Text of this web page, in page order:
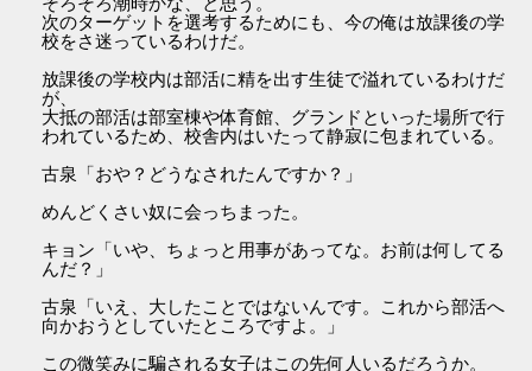
次のターゲットを選考するためにも、今の俺は放課後の学
校をさ迷っているわけだ。
放課後の学校内は部活に精を出す生徒で溢れているわけだ
が、
大抵の部活は部室棟や体育館、グランドといった場所で行
われているため、校舎内はいたって静寂に包まれている。
古泉「おや？どうなされたんですか？」
めんどくさい奴に会っちまった。
キョン「いや、ちょっと用事があってな。お前は何してる
んだ？」
古泉「いえ、大したことではないんです。これから部活へ
向かおうとしていたところですよ。」
この微笑みに騙される女子はこの先何人いるだろうか。